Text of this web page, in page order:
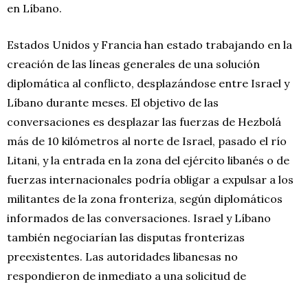
en Líbano.
Estados Unidos y Francia han estado trabajando en la
creación de las líneas generales de una solución
diplomática al conflicto, desplazándose entre Israel y
Líbano durante meses. El objetivo de las
conversaciones es desplazar las fuerzas de Hezbolá
más de 10 kilómetros al norte de Israel, pasado el río
Litani, y la entrada en la zona del ejército libanés o de
fuerzas internacionales podría obligar a expulsar a los
militantes de la zona fronteriza, según diplomáticos
informados de las conversaciones. Israel y Líbano
también negociarían las disputas fronterizas
preexistentes. Las autoridades libanesas no
respondieron de inmediato a una solicitud de